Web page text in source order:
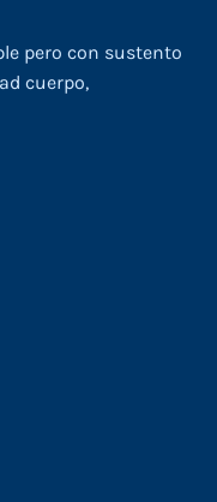
pero con sustento
cuerpo,